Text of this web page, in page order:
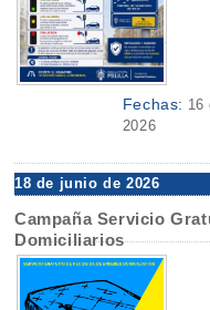
Fechas: 16
2026
18 de junio de 2026
Campaña Servicio
Domiciliarios